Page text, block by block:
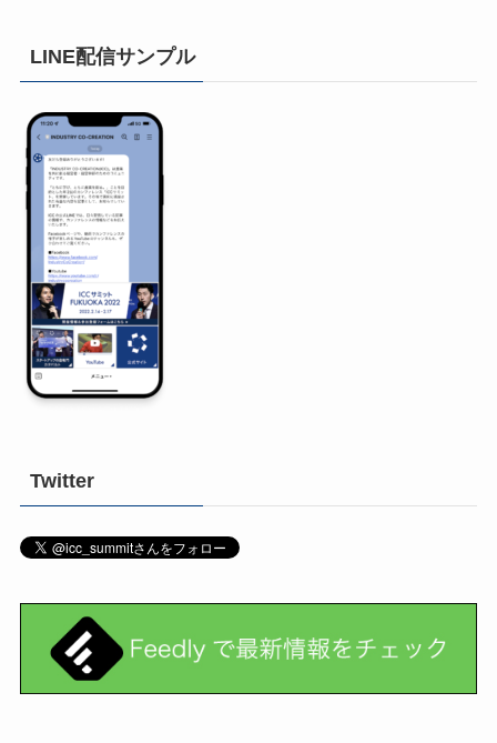
LINE配信サンプル
Twitter